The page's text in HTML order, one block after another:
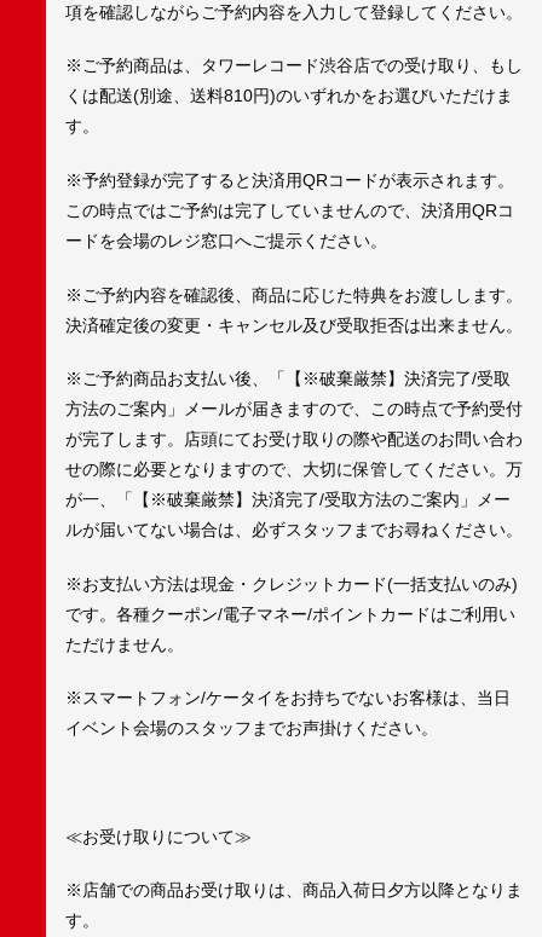
項を確認しながらご予約内容を入力して登録してください。
※ご予約商品は、タワーレコード渋谷店での受け取り、もし
くは配送(別途、送料810円)のいずれかをお選びいただけま
す。
※予約登録が完了すると決済用QRコードが表示されます。
この時点ではご予約は完了していませんので、決済用QRコ
ードを会場のレジ窓口へご提示ください。
※ご予約内容を確認後、商品に応じた特典をお渡しします。
決済確定後の変更・キャンセル及び受取拒否は出来ません。
※ご予約商品お支払い後、「【※破棄厳禁】決済完了/受取
方法のご案内」メールが届きますので、この時点で予約受付
が完了します。店頭にてお受け取りの際や配送のお問い合わ
せの際に必要となりますので、大切に保管してください。万
が一、「【※破棄厳禁】決済完了/受取方法のご案内」メー
ルが届いてない場合は、必ずスタッフまでお尋ねください。
※お支払い方法は現金・クレジットカード(一括支払いのみ)
です。各種クーポン/電子マネー/ポイントカードはご利用い
ただけません。
※スマートフォン/ケータイをお持ちでないお客様は、当日
イベント会場のスタッフまでお声掛けください。
≪お受け取りについて≫
※店舗での商品お受け取りは、商品入荷日夕方以降となりま
す。